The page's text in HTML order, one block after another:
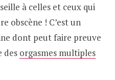
à celles et ceux qui
obscène ! C’est un
dont peut faire preuve
des orgasmes multiples